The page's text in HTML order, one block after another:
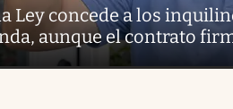
Ley concede a los
aunque el contrato